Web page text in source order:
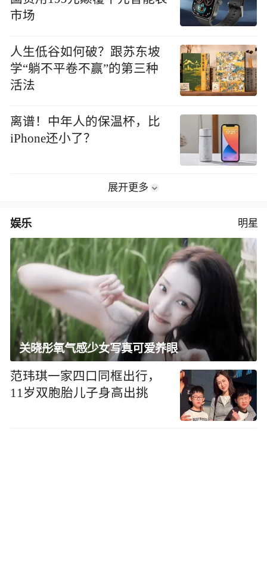
市场
人生低谷如何破？跟苏东坡
学“躺不平卷不赢”的第三种
活法
离谱！中年人的保温杯，比
iPhone还小了？
展开更多
娱乐 明星
关晓彤氧气感少女写真可爱养眼
范玮琪一家四口同框出行，
11岁双胞胎儿子身高出挑